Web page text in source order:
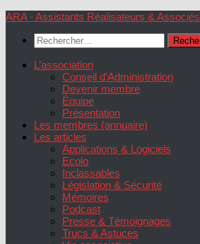
Skip
content
ARA - Assistants Réalisateurs & Associés
Rechercher :
L’association
Conseil d’Administration
Devenir membre
Équipe
Présentation
Les membres (annuaire)
Les articles
Applications & Logiciels
Ecolo
Inclassables
Législation & Sécurité
Mémoires
Podcast
Presse & Témoignages
Trucs & Astuces